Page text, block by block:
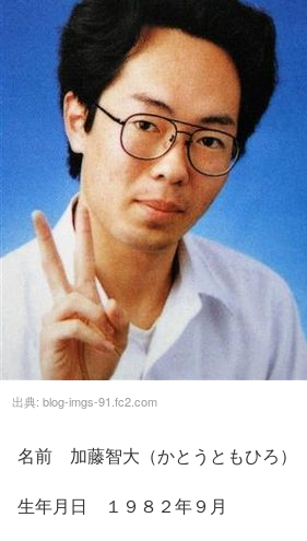
出典: blog-imgs-91.fc2.com
名前 加藤智大（かとうともひろ）
生年月日 １９８２年９月